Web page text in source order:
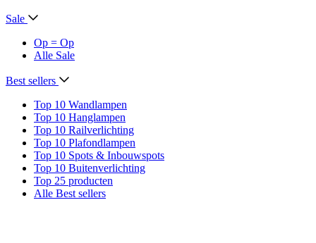
Sale
Op = Op
Alle Sale
Best sellers
Top 10 Wandlampen
Top 10 Hanglampen
Top 10 Railverlichting
Top 10 Plafondlampen
Top 10 Spots & Inbouwspots
Top 10 Buitenverlichting
Top 25 producten
Alle Best sellers